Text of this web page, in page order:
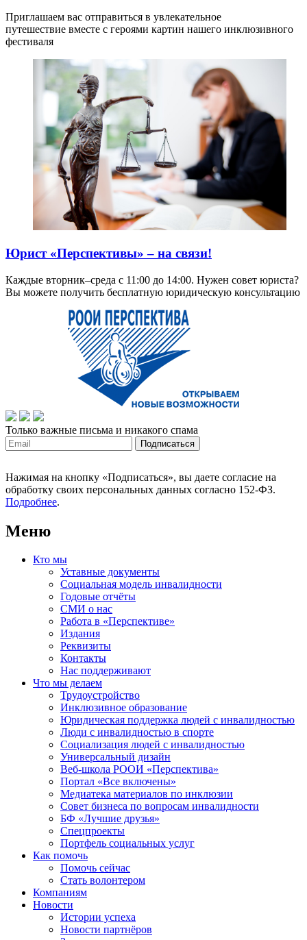
Приглашаем вас отправиться в увлекательное
путешествие вместе с героями картин нашего инклюзивного
фестиваля
Юрист «Перспективы» – на связи!
Каждые вторник–среда с 11:00 до 14:00. Нужен совет юриста?
Вы можете получить бесплатную юридическую консультацию
Только важные письма и никакого спама
Нажимая на кнопку «Подписаться», вы даете согласие на
обработку своих персональных данных согласно 152-ФЗ.
Подробнее.
Меню
Кто мы
Уставные документы
Социальная модель инвалидности
Годовые отчёты
СМИ о нас
Работа в «Перспективе»
Издания
Реквизиты
Контакты
Нас поддерживают
Что мы делаем
Трудоустройство
Инклюзивное образование
Юридическая поддержка людей с инвалидностью
Люди с инвалидностью в спорте
Социализация людей с инвалидностью
Универсальный дизайн
Веб-школа РООИ «Перспектива»
Портал «Все включены»
Медиатека материалов по инклюзии
Совет бизнеса по вопросам инвалидности
БФ «Лучшие друзья»
Спецпроекты
Портфель социальных услуг
Как помочь
Помочь сейчас
Стать волонтером
Компаниям
Новости
Истории успеха
Новости партнёров